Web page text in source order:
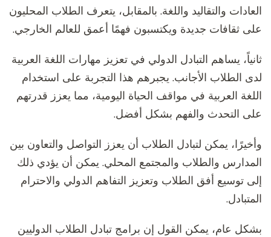
العادات والتقاليد واللغة. بالمقابل، يتعرف الطلاب المحليون
على ثقافات جديدة ويكتسبون فهمًا أعمق للعالم الخارجي.
ثانياً، يساهم التبادل الدولي في تعزيز مهارات اللغة العربية
لدى الطلاب الأجانب. يجبرهم هذا التجربة على استخدام
اللغة العربية في مواقف الحياة اليومية، مما يعزز قدرتهم
على التحدث والفهم بشكل أفضل.
وأخيرًا، يمكن لتبادل الطلاب أن يعزز التواصل والتعاون بين
المدارس والطلاب والمجتمع المحلي. يمكن أن يؤدي ذلك
إلى توسيع أفق الطلاب وتعزيز التفاهم الدولي والاحترام
المتبادل.
بشكل عام، يمكن القول إن برامج تبادل الطلاب الدوليين